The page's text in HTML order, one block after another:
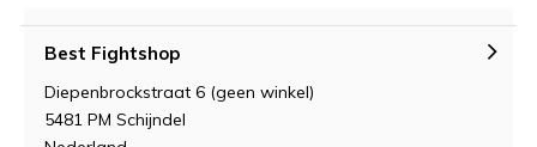
Best Fightshop
Diepenbrockstraat 6 (geen winkel)
5481 PM Schijndel